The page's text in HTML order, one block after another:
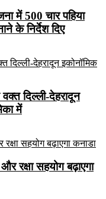
में 500 चार पहिया
के निर्देश दिए
दिल्ली-देहरादून
में
रक्षा सहयोग बढ़ाएगा